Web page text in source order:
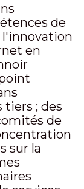
de
en
tiers ; des
de
sur la